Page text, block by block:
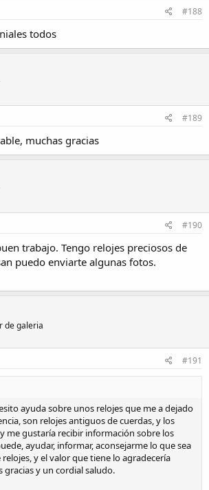
#188
todos
#189
muchas gracias
#190
trabajo. Tengo relojes preciosos de
puedo enviarte algunas fotos.
de galeria
#191
ayuda sobre unos relojes que me a dejado
son relojes antiguos de cuerdas, y los
me gustaría recibir información sobre los
ayudar, informar, aconsejarme lo que sea
y el valor que tiene lo agradecería
gracias y un cordial saludo.